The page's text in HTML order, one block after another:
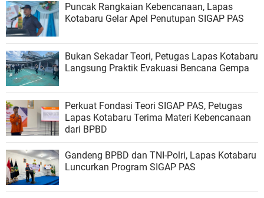
Puncak Rangkaian Kebencanaan, Lapas
Kotabaru Gelar Apel Penutupan SIGAP PAS
Bukan Sekadar Teori, Petugas Lapas Kotabaru
Langsung Praktik Evakuasi Bencana Gempa
Perkuat Fondasi Teori SIGAP PAS, Petugas
Lapas Kotabaru Terima Materi Kebencanaan
dari BPBD
Gandeng BPBD dan TNI-Polri, Lapas Kotabaru
Luncurkan Program SIGAP PAS